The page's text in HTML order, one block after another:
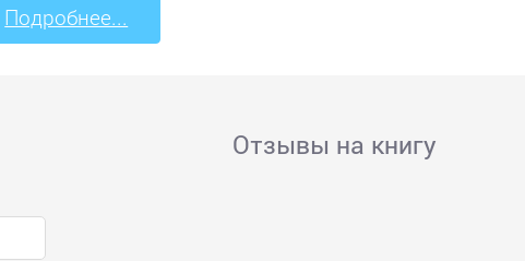
Подробнее...
Отзывы на книгу